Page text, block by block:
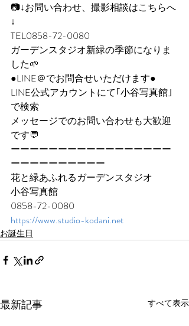
📷↓お問い合わせ、撮影相談はこちらへ
↓
TEL0858-72-0080
ガーデンスタジオ新緑の季節になりま
した🌱
●LINE＠でお問合せいただけます●
LINE公式アカウントにて｢小谷写真館｣
で検索
メッセージでのお問い合わせも大歓迎
です💬
ーーーーーーーーーーーーーーーーー
ーーーーーーーーーー
花と緑あふれるガーデンスタジオ
小谷写真館
0858-72-0080
https://www.studio-kodani.net
お誕生日
最新記事 すべて表示